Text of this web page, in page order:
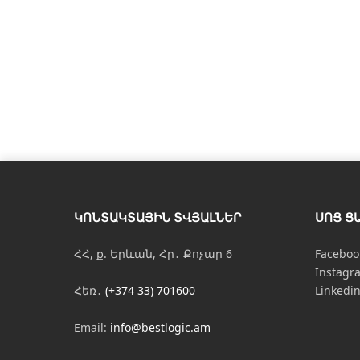
ԿՈՆՏԱԿՏԱՅԻՆ ՏՎՅԱԼՆԵՐ
ՀՀ, ք. Երևան, Հր․ Քոչար 6
Հեռ․ (+374 33) 701600
Email: info@bestlogic.am
ՍՈՑ